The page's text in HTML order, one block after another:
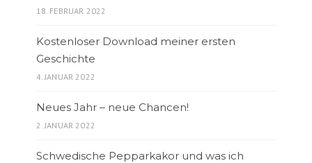
18. FEBRUAR 2022
Kostenloser Download meiner ersten
Geschichte
4. JANUAR 2022
Neues Jahr – neue Chancen!
2. JANUAR 2022
Schwedische Pepparkakor und was ich